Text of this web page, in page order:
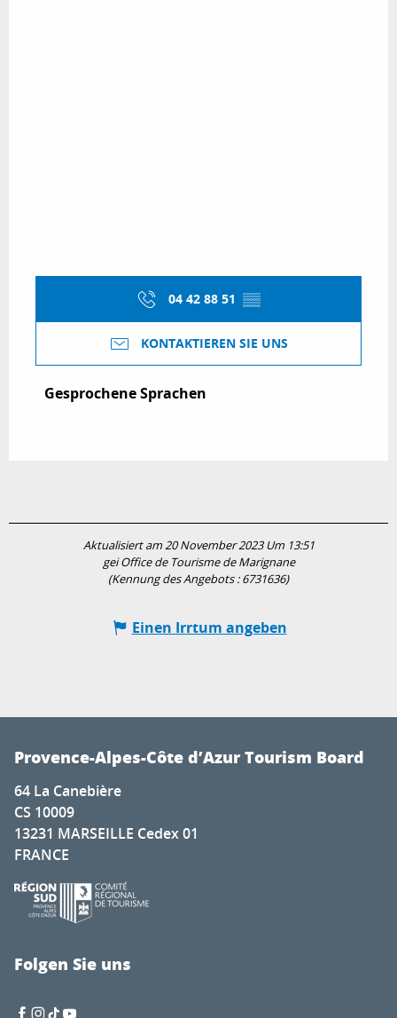
04 42 88 51 ▒▒
KONTAKTIEREN SIE UNS
Gesprochene Sprachen
Gesprochene Sprachen
Aktualisiert am 20 November 2023 Um 13:51
gei Office de Tourisme de Marignane
(Kennung des Angebots :6731636)
Einen Irrtum angeben
Provence-Alpes-Côte d’Azur Tourism Board
64 La Canebière
CS 10009
13231 MARSEILLE Cedex 01
FRANCE
Folgen Sie uns